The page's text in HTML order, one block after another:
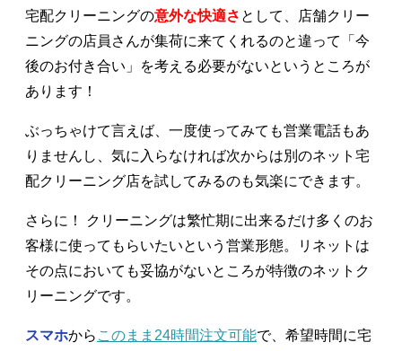
宅配クリーニングの意外な快適さ として、店舗クリー
ニングの店員さんが集荷に来てくれるのと違って「今
後のお付き合い」を考える必要がないというところが
あります！
ぶっちゃけて言えば、一度使ってみても営業電話もあ
りませんし、気に入らなければ次からは別のネット宅
配クリーニング店を試してみるのも気楽にできます。
さらに！ クリーニングは繁忙期に出来るだけ多くのお
客様に使ってもらいたいという営業形態。リネットは
その点においても妥協がないところが特徴のネットク
リーニングです。
スマホから このまま24時間注文可能で、希望時間に宅